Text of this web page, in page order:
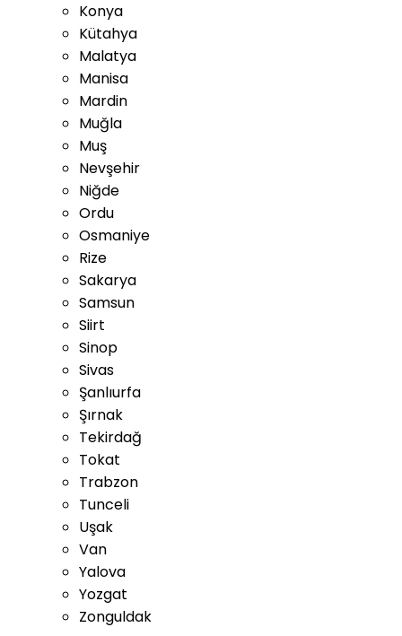
Konya
Kütahya
Malatya
Manisa
Mardin
Muğla
Muş
Nevşehir
Niğde
Ordu
Osmaniye
Rize
Sakarya
Samsun
Siirt
Sinop
Sivas
Şanlıurfa
Şırnak
Tekirdağ
Tokat
Trabzon
Tunceli
Uşak
Van
Yalova
Yozgat
Zonguldak